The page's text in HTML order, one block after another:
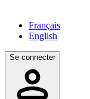
Français
English
Se connecter